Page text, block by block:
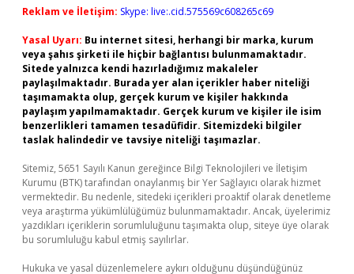
Reklam ve İletişim: Skype: live:.cid.575569c608265c69
Yasal Uyarı: Bu internet sitesi, herhangi bir marka, kurum
veya şahıs şirketi ile hiçbir bağlantısı bulunmamaktadır.
Sitede yalnızca kendi hazırladığımız makaleler
paylaşılmaktadır. Burada yer alan içerikler haber niteliği
taşımamakta olup, gerçek kurum ve kişiler hakkında
paylaşım yapılmamaktadır. Gerçek kurum ve kişiler ile isim
benzerlikleri tamamen tesadüfidir. Sitemizdeki bilgiler
taslak halindedir ve tavsiye niteliği taşımazlar.
Sitemiz, 5651 Sayılı Kanun gereğince Bilgi Teknolojileri ve İletişim
Kurumu (BTK) tarafından onaylanmış bir Yer Sağlayıcı olarak hizmet
vermektedir. Bu nedenle, sitedeki içerikleri proaktif olarak denetleme
veya araştırma yükümlülüğümüz bulunmamaktadır. Ancak, üyelerimiz
yazdıkları içeriklerin sorumluluğunu taşımakta olup, siteye üye olarak
bu sorumluluğu kabul etmiş sayılırlar.
Hukuka ve yasal düzenlemelere aykırı olduğunu düşündüğünüz